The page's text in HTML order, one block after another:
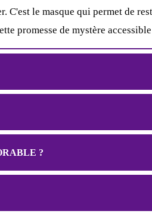
C'est le masque qui permet de
promesse de mystère
?